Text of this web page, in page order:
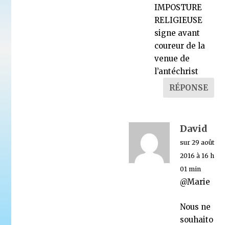
IMPOSTURE
RELIGIEUSE
signe avant
coureur de la
venue de
l’antéchrist
RÉPONSE
David
sur 29 août
2016 à 16 h
01 min
@Marie
Nous ne
souhaito